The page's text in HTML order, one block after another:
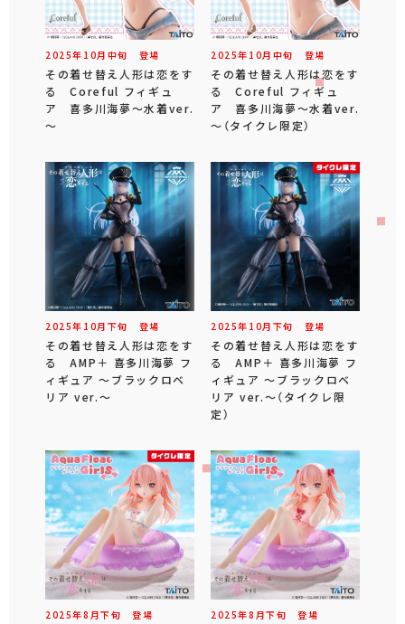
2025年 10月 中旬 登場
その着せ替え人形は恋をす
る Coreful フィギュ
ア 喜多川海夢～水着ver.
～
2025年 10月 中旬 登場
その着せ替え人形は恋をす
る Coreful フィギュ
ア 喜多川海夢～水着ver.
～（タイクレ限定）
2025年 10月 下旬 登場
その着せ替え人形は恋をす
る AMP＋ 喜多川海夢 フ
ィギュア ～ブラックロベ
リア ver.～
2025年 10月 下旬 登場
その着せ替え人形は恋をす
る AMP＋ 喜多川海夢 フ
ィギュア ～ブラックロベ
リア ver.～（タイクレ限
定）
2025年8 月下旬 登場 2025年8 月下旬 登場